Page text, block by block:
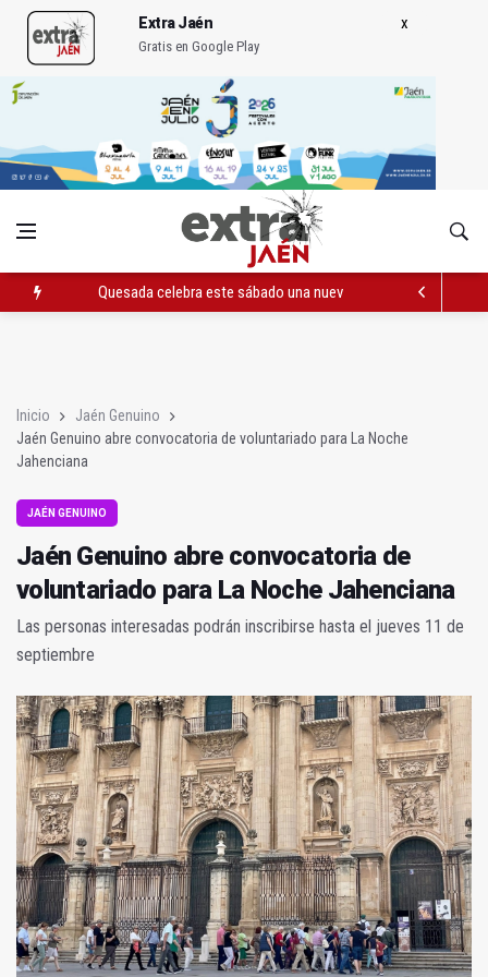
Extra Jaén
Gratis en Google Play
Quesada celebra este sábado una nueva jornada de Orgullo
Inicio
Jaén Genuino
Jaén Genuino abre convocatoria de voluntariado para La Noche
Jahenciana
JAÉN GENUINO
Jaén Genuino abre convocatoria de
voluntariado para La Noche Jahenciana
Las personas interesadas podrán inscribirse hasta el jueves 11 de
septiembre